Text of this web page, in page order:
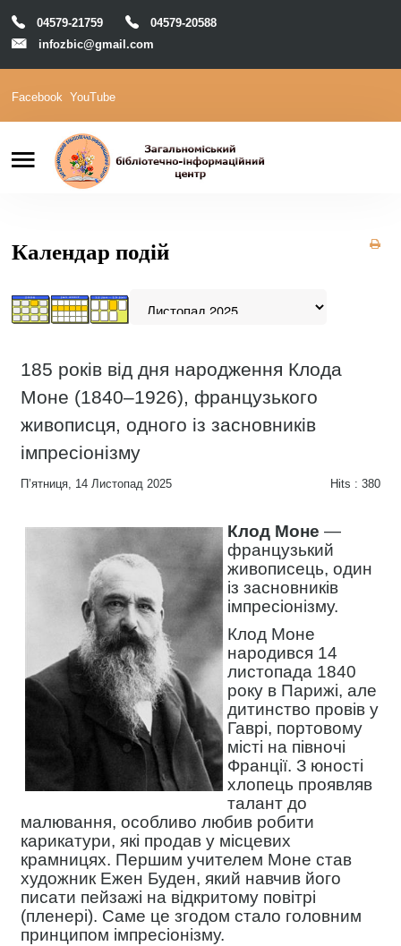
Головна
Відділи
М-Архів
04579-21759
04579-20588
infozbic@gmail.com
Пошук
Facebook YouTube
Календар подій
185 років від дня народження Клода
Моне (1840–1926), французького
живописця, одного із засновників
імпресіонізму
П’ятниця, 14 Листопад 2025 Hits : 380
Клод Моне —
французький
живописець, один
із засновників
імпресіонізму.
Клод Моне
народився 14
листопада 1840
року в Парижі, але
дитинство провів у
Гаврі, портовому
місті на півночі
Франції. З юності
хлопець проявляв
талант до
малювання, особливо любив робити
карикатури, які продав у місцевих
крамницях. Першим учителем Моне став
художник Ежен Буден, який навчив його
писати пейзажі на відкритому повітрі
(пленері). Cаме це згодом стало головним
принципом імпресіонізму.